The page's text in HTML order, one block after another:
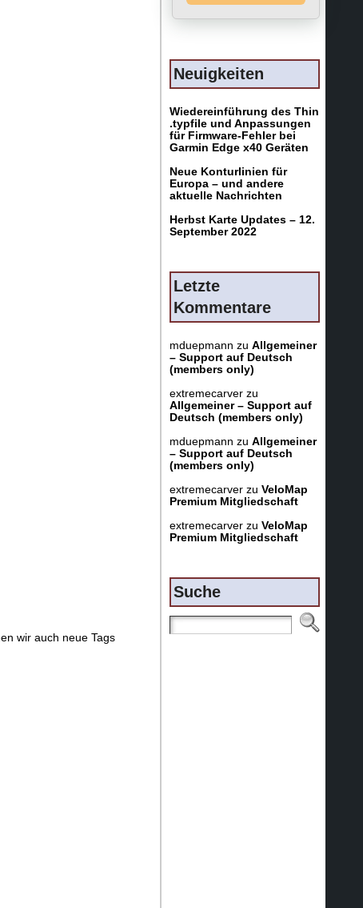
wir auch neue Tags
Neuigkeiten
Wiedereinführung des Thin
.typfile und Anpassungen
für Firmware-Fehler bei
Garmin Edge x40 Geräten
Neue Konturlinien für
Europa – und andere
aktuelle Nachrichten
Herbst Karte Updates – 12.
September 2022
Letzte
Kommentare
mduepmann zu Allgemeiner
– Support auf Deutsch
(members only)
extremecarver zu
Allgemeiner – Support auf
Deutsch (members only)
mduepmann zu Allgemeiner
– Support auf Deutsch
(members only)
extremecarver zu VeloMap
Premium Mitgliedschaft
extremecarver zu VeloMap
Premium Mitgliedschaft
Suche